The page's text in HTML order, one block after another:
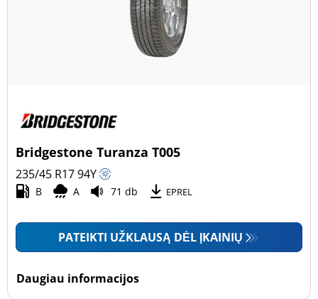
Bridgestone Turanza T005
235/45 R1794Y
B A 71 db EPREL
PATEIKTI UŽKLAUSĄ DĖL ĮKAINIŲ
Daugiau informacijos